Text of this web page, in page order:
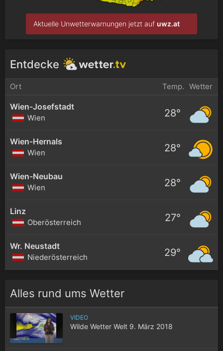
Aktuelle Unwetterwarnungen jetzt auf uwz.at
Entdecke
Ort Temp. Wetter
Wien-Josefstadt
Wien 28°
Wien-Hernals
Wien 28°
Wien-Neubau
Wien 28°
Linz
Oberösterreich 27°
Wr. Neustadt
Niederösterreich 29°
Alles rund ums Wetter
VIDEO
Wilde Wetter Welt 9. März 2018